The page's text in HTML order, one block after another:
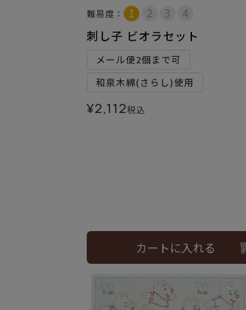
難易度：
刺し子 ビオラセット
メール便2個まで可
和泉木綿(さらし)使用
¥2,112税込
カートに入れる